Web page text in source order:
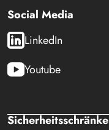
Social Media
LinkedIn
Youtube
Sicherheitsschränke